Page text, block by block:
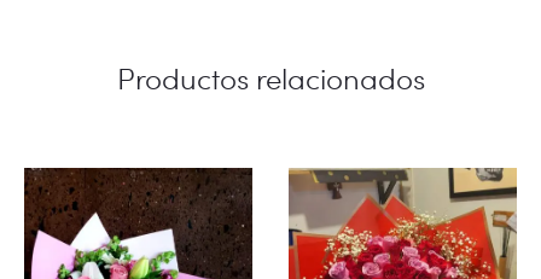
Productos relacionados